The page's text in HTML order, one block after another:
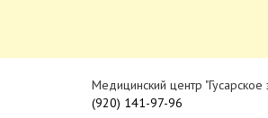
Медицинский центр
(920) 141-97-96